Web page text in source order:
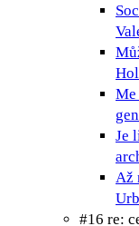
Me
Je
Až
#16 re: